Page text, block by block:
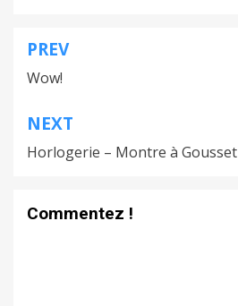
Navigation
de
l’article
PREV
Wow!
NEXT
Horlogerie – Montre à Gousset
Commentez !